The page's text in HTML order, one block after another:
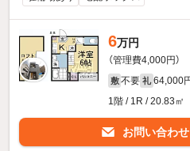
6万円
（管理費4,000円）
敷 不要 礼 64,000
1階 / 1R / 20.83㎡
お問い合わせ